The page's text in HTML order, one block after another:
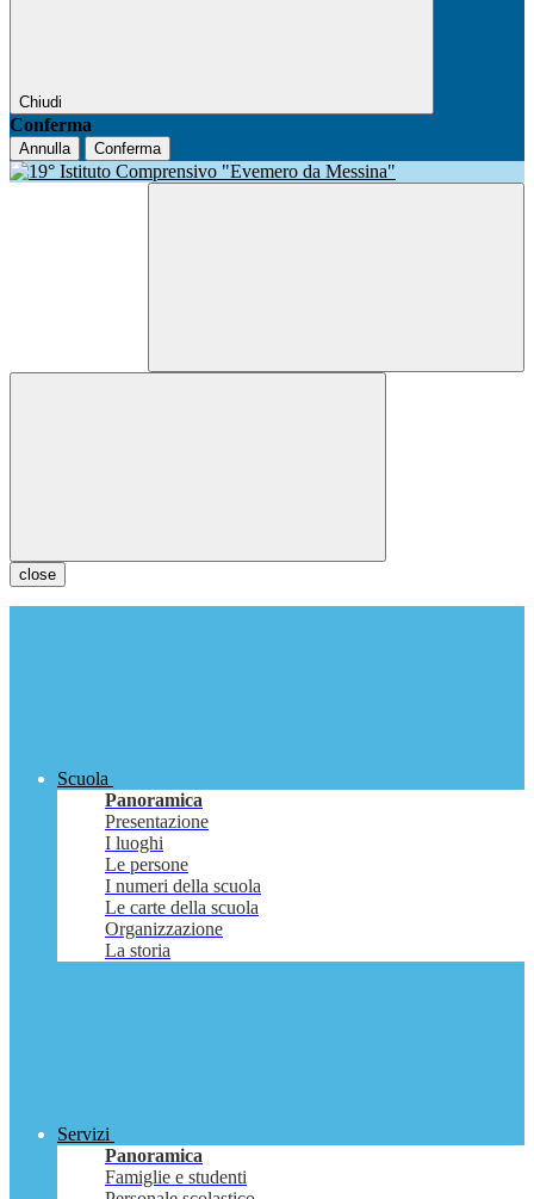
Chiudi
Conferma
Annulla Conferma
close
Scuola
Panoramica
Presentazione
I luoghi
Le persone
I numeri della scuola
Le carte della scuola
Organizzazione
La storia
Servizi
Panoramica
Famiglie e studenti